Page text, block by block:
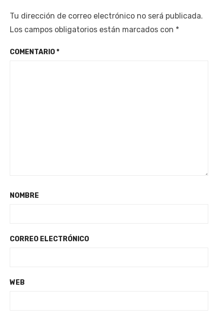
Tu dirección de correo electrónico no será publicada.
Los campos obligatorios están marcados con *
COMENTARIO*
NOMBRE
CORREO ELECTRÓNICO
WEB